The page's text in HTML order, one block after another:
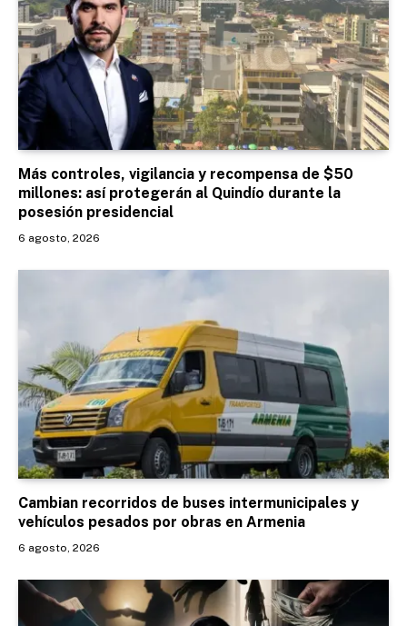
Más controles, vigilancia y recompensa de $50
millones: así protegerán al Quindío durante la
posesión presidencial
6 agosto, 2026
Cambian recorridos de buses intermunicipales y
vehículos pesados por obras en Armenia
6 agosto, 2026